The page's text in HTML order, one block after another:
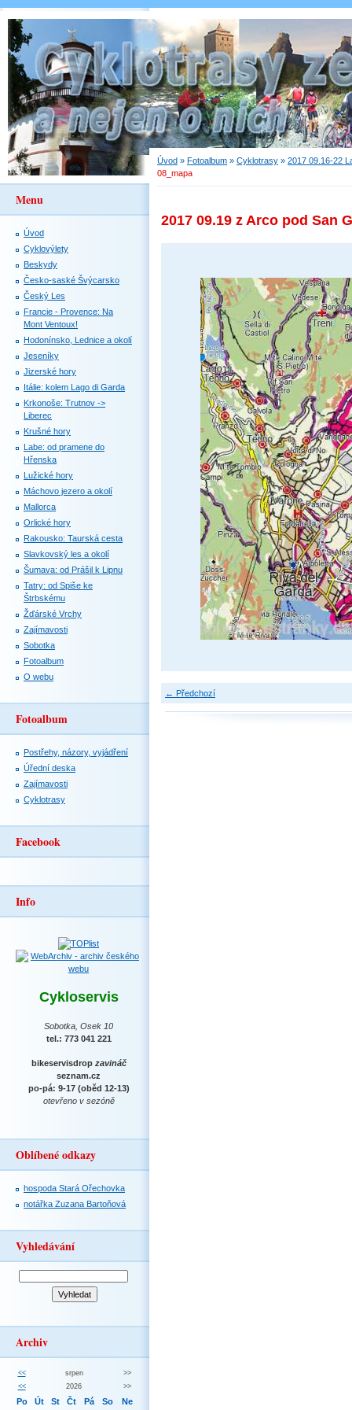
Úvod » Fotoalbum » Cyklotrasy » 2017 09.16-22
08_mapa
2017 09.19 z Arco pod San
← Předchozí
Menu
Úvod
Cyklovýlety
Beskydy
Česko-saské Švýcarsko
Český Les
Francie - Provence: Na
Mont Ventoux!
Hodonínsko, Lednice a okolí
Jeseníky
Jizerské hory
Itálie: kolem Lago di Garda
Krkonoše: Trutnov ->
Liberec
Krušné hory
Labe: od pramene do
Hřenska
Lužické hory
Máchovo jezero a okolí
Mallorca
Orlické hory
Rakousko: Taurská cesta
Slavkovský les a okolí
Šumava: od Prášil k Lipnu
Tatry: od Spiše ke
Štrbskému
Žďárské Vrchy
Zajímavosti
Sobotka
Fotoalbum
O webu
Fotoalbum
Postřehy, názory, vyjádření
Úřední deska
Zajímavosti
Cyklotrasy
Facebook
Info
Cykloservis
Sobotka, Osek 10
tel.: 773 041 221
bikeservisdrop zavináč
seznam.cz
po-pá: 9-17 (oběd 12-13)
otevřeno v sezóně
Oblíbené odkazy
hospoda Stará Ořechovka
notářka Zuzana Bartoňová
Vyhledávání
Archiv
<< srpen
>>
<<
2026 >>
Po Út St Čt Pá So Ne